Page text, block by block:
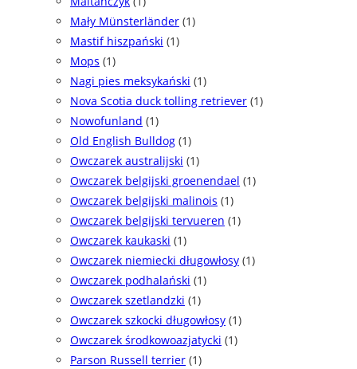
Mały Münsterländer (1)
Mastif hiszpański (1)
Mops (1)
Nagi pies meksykański (1)
Nova Scotia duck tolling retriever (1)
Nowofunland (1)
Old English Bulldog (1)
Owczarek australijski (1)
Owczarek belgijski groenendael (1)
Owczarek belgijski malinois (1)
Owczarek belgijski tervueren (1)
Owczarek kaukaski (1)
Owczarek niemiecki długowłosy (1)
Owczarek podhalański (1)
Owczarek szetlandzki (1)
Owczarek szkocki długowłosy (1)
Owczarek środkowoazjatycki (1)
Parson Russell terrier (1)